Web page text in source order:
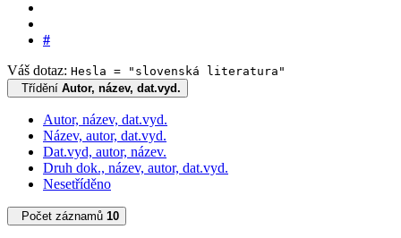
#
Váš dotaz: Hesla = "slovenská literatura"
Třídění Autor, název, dat.vyd.
Autor, název, dat.vyd.
Název, autor, dat.vyd.
Dat.vyd, autor, název.
Druh dok., název, autor, dat.vyd.
Nesetříděno
Počet záznamů 10